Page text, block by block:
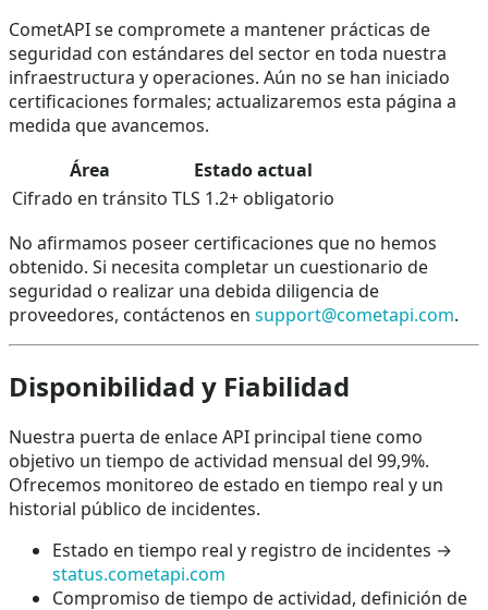
CometAPI se compromete a mantener prácticas de
seguridad con estándares del sector en toda nuestra
infraestructura y operaciones. Aún no se han iniciado
certificaciones formales; actualizaremos esta página a
medida que avancemos.
Área
Estado actual
Cifrado en tránsito TLS 1.2+ obligatorio
No afirmamos poseer certificaciones que no hemos
obtenido. Si necesita completar un cuestionario de
seguridad o realizar una debida diligencia de
proveedores, contáctenos en support@cometapi.com.
Disponibilidad y Fiabilidad
Nuestra puerta de enlace API principal tiene como
objetivo un tiempo de actividad mensual del 99,9%.
Ofrecemos monitoreo de estado en tiempo real y un
historial público de incidentes.
Estado en tiempo real y registro de incidentes →
status.cometapi.com
Compromiso de tiempo de actividad, definición de